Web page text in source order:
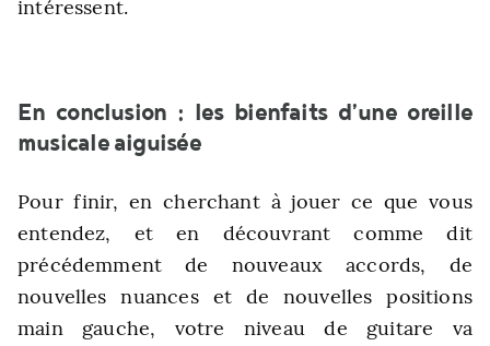
intéressent.
En conclusion : les bienfaits d’une oreille
musicale aiguisée
Pour finir, en cherchant à jouer ce que vous
entendez, et en découvrant comme dit
précédemment de nouveaux accords, de
nouvelles nuances et de nouvelles positions
main gauche, votre niveau de guitare va